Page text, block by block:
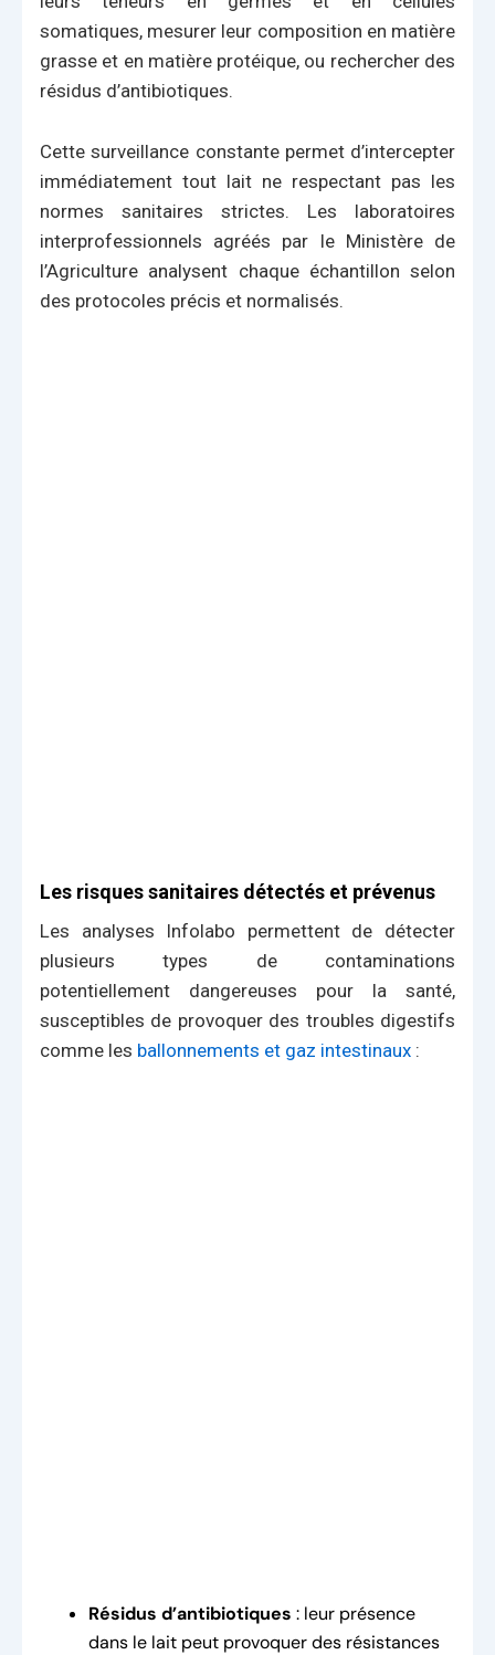
somatiques, mesurer leur composition en matière
grasse et en matière protéique, ou rechercher des
résidus d’antibiotiques.
Cette surveillance constante permet d’intercepter
immédiatement tout lait ne respectant pas les
normes sanitaires strictes. Les laboratoires
interprofessionnels agréés par le Ministère de
l’Agriculture analysent chaque échantillon selon
des protocoles précis et normalisés.
Les risques sanitaires détectés et prévenus
Les analyses Infolabo permettent de détecter
plusieurs types de contaminations
potentiellement dangereuses pour la santé,
susceptibles de provoquer des troubles digestifs
comme les ballonnements et gaz intestinaux :
Résidus d’antibiotiques : leur présence
dans le lait peut provoquer des résistances